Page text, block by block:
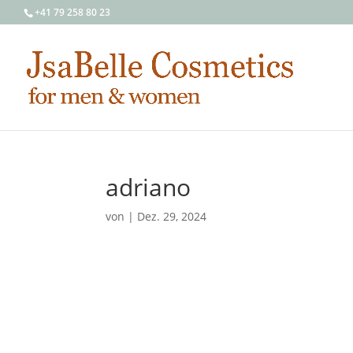
+41 79 258 80 23
adriano
von | Dez. 29, 2024